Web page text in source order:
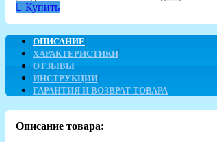
Купить
ОПИСАНИЕ
ХАРАКТЕРИСТИКИ
ОТЗЫВЫ
ИНСТРУКЦИИ
ГАРАНТИЯ И ВОЗВРАТ ТОВАРА
Описание товара: